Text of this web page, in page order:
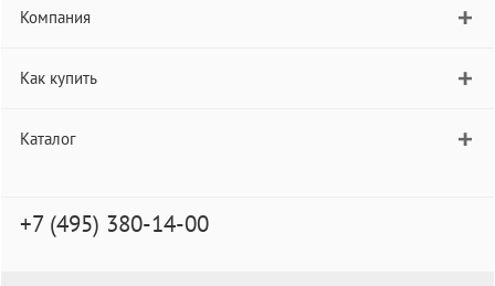
Компания
Как купить
Каталог
+7 (495) 380-14-00